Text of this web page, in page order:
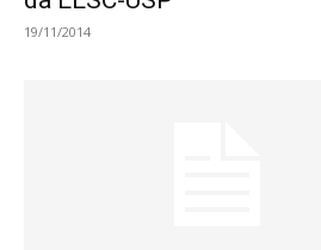
19/11/2014